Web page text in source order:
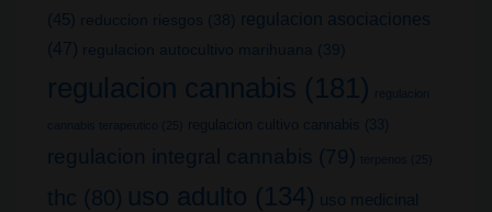
(45) reduccion riesgos (38)
regulacion asociaciones
(47) regulacion autocultivo marihuana (39)
regulacion cannabis (181) regulacion
cannabis terapeutico (25) regulacion cultivo cannabis (33)
regulacion integral cannabis (79) terpenos (25)
thc (80) uso adulto (134) uso medicinal